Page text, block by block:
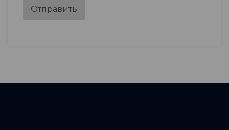
Отправить